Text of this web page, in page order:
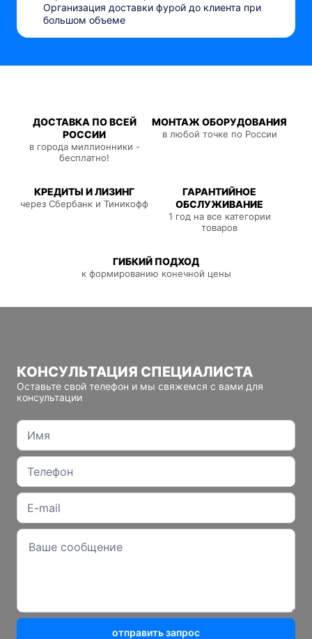
Организация доставки фурой до клиента при
большом объеме
ДОСТАВКА ПО ВСЕЙ
РОССИИ
в города миллионники -
бесплатно!
МОНТАЖ ОБОРУДОВАНИЯ
в любой точке по России
КРЕДИТЫ И ЛИЗИНГ
через Сбербанк и Тиникофф
ГАРАНТИЙНОЕ
ОБСЛУЖИВАНИЕ
1 год на все категории
товаров
ГИБКИЙ ПОДХОД
к формированию конечной цены
КОНСУЛЬТАЦИЯ СПЕЦИАЛИСТА
Оставьте свой телефон и мы свяжемся с вами для
консультации
отправить запрос